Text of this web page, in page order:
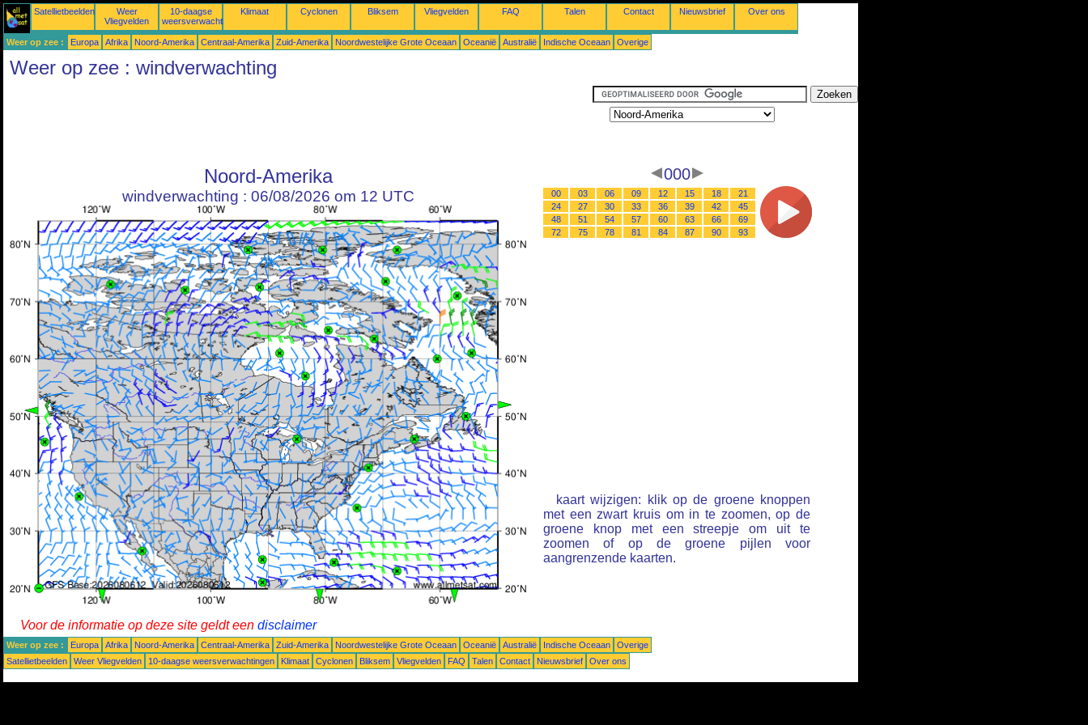
Satellietbeelden
Weer
Vliegvelden
10-daagse
weersverwachtingen
Klimaat Cyclonen Bliksem Vliegvelden FAQ Talen Contact Nieuwsbrief Over ons
Weer op zee : Europa Afrika Noord-Amerika Centraal-Amerika Zuid-Amerika Noordwestelijke Grote Oceaan Oceanië Australië Indische Oceaan Overige
Weer op zee : windverwachting
Noord-Amerika
windverwachting : 06/08/2026 om 12 UTC
000
00 03 06 09 12 15 18
21
24
27 30 33 36 39 42
45
48
51 54 57 60 63 66
69
72
75 78 81 84 87 90 93
kaart wijzigen: klik op de groene knoppen
met een zwart kruis om in te zoomen, op de
groene knop met een streepje om uit te
zoomen of op de groene pijlen voor
aangrenzende kaarten.
Voor de informatie op deze site geldt een disclaimer
Weer op zee : Europa Afrika Noord-Amerika Centraal-Amerika Zuid-Amerika Noordwestelijke Grote Oceaan Oceanië Australië Indische Oceaan
Overige
Satellietbeelden
Weer Vliegvelden 10-daagse weersverwachtingen Klimaat Cyclonen Bliksem Vliegvelden FAQ Talen Contact Nieuwsbrief Over ons